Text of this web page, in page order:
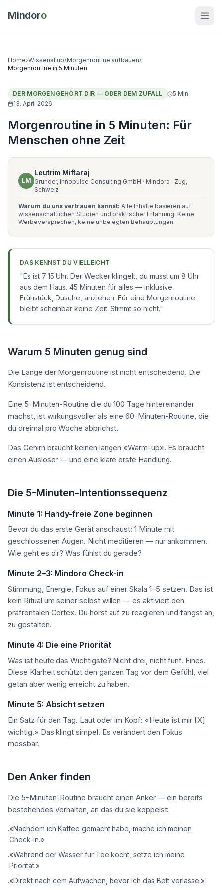
Mindoro
Home›Wissenshub›Morgenroutine aufbauen›
Morgenroutine in 5 Minuten
DER MORGEN GEHÖRT DIR — ODER DEM ZUFALL 5 Min.
13. April 2026
Morgenroutine in 5 Minuten: Für
Menschen ohne Zeit
LM
Leutrim Miftaraj
Gründer, Innopulse Consulting GmbH · Mindoro · Zug,
Schweiz
Warum du uns vertrauen kannst: Alle Inhalte basieren auf
wissenschaftlichen Studien und praktischer Erfahrung. Keine
Werbeversprechen, keine unbelegten Behauptungen.
DAS KENNST DU VIELLEICHT
"Es ist 7:15 Uhr. Der Wecker klingelt, du musst um 8 Uhr
aus dem Haus. 45 Minuten für alles — inklusive
Frühstück, Dusche, anziehen. Für eine Morgenroutine
bleibt scheinbar keine Zeit. Stimmt so nicht."
Warum 5 Minuten genug sind
Die Länge der Morgenroutine ist nicht entscheidend. Die
Konsistenz ist entscheidend.
Eine 5-Minuten-Routine die du 100 Tage hintereinander
machst, ist wirkungsvoller als eine 60-Minuten-Routine, die
du dreimal pro Woche abbrichst.
Das Gehirn braucht keinen langen «Warm-up». Es braucht
einen Auslöser — und eine klare erste Handlung.
Die 5-Minuten-Intentionssequenz
Minute 1: Handy-freie Zone beginnen
Bevor du das erste Gerät anschaust: 1 Minute mit
geschlossenen Augen. Nicht meditieren — nur ankommen.
Wie geht es dir? Was fühlst du gerade?
Minute 2–3: Mindoro Check-in
Stimmung, Energie, Fokus auf einer Skala 1–5 setzen. Das ist
kein Ritual um seiner selbst willen — es aktiviert den
präfrontalen Cortex. Du hörst auf zu reagieren und fängst an,
zu gestalten.
Minute 4: Die eine Priorität
Was ist heute das Wichtigste? Nicht drei, nicht fünf. Eines.
Diese Klarheit schützt den ganzen Tag vor dem Gefühl, viel
getan aber wenig erreicht zu haben.
Minute 5: Absicht setzen
Ein Satz für den Tag. Laut oder im Kopf: «Heute ist mir [X]
wichtig.» Das klingt simpel. Es verändert den Fokus
messbar.
Den Anker finden
Die 5-Minuten-Routine braucht einen Anker — ein bereits
bestehendes Verhalten, an das du sie koppelst:
·«Nachdem ich Kaffee gemacht habe, mache ich meinen
Check-in.»
·«Während der Wasser für Tee kocht, setze ich meine
Priorität.»
·«Direkt nach dem Aufwachen, bevor ich das Bett verlasse.»